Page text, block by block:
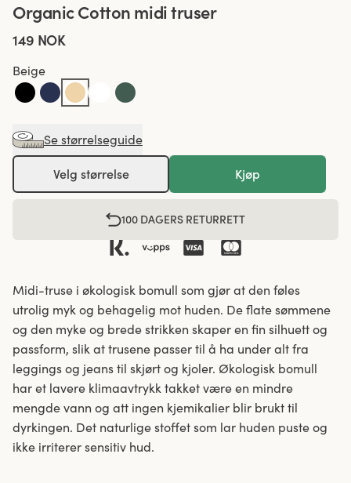
Organic Cotton midi truser
149 NOK
Beige
Se størrelseguide
Velg størrelse Kjøp
100 DAGERS RETURRETT
Midi-truse i økologisk bomull som gjør at den føles
utrolig myk og behagelig mot huden. De flate sømmene
og den myke og brede strikken skaper en fin silhuett og
passform, slik at trusene passer til å ha under alt fra
leggings og jeans til skjørt og kjoler. Økologisk bomull
har et lavere klimaavtrykk takket være en mindre
mengde vann og att ingen kjemikalier blir brukt til
dyrkingen. Det naturlige stoffet som lar huden puste og
ikke irriterer sensitiv hud.